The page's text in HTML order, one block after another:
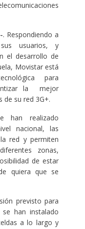
. Respondiendo a
usuarios, y
el desarrollo de
Movistar está
para
la mejor
de su red 3G+.
han realizado
nacional, las
red y permiten
zonas,
de estar
quiera que se
previsto para
han instalado
a lo largo y